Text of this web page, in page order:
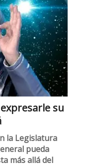
su
la Legislatura
pueda
más allá del